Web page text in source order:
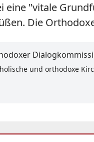
eine "vitale
Die
und orthodoxe